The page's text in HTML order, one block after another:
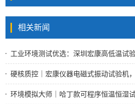
相关新闻
工业环境测试优选：深圳宏康高低温试